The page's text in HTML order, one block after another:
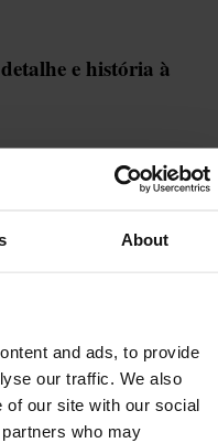
About
and ads, to provide
our traffic. We also
our site with our social
who may
e história à
ao interior é limitado, por
ou folhetos
de contacto. A
do que sobre um